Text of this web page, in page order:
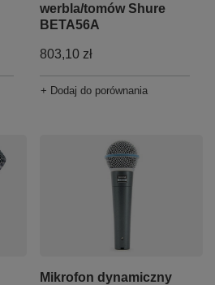
werbla/tomów Shure
BETA56A
803,10 zł
+ Dodaj do porównania
Mikrofon dynamiczny